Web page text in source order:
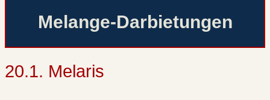
Melange-Darbietungen
20.1. Melaris